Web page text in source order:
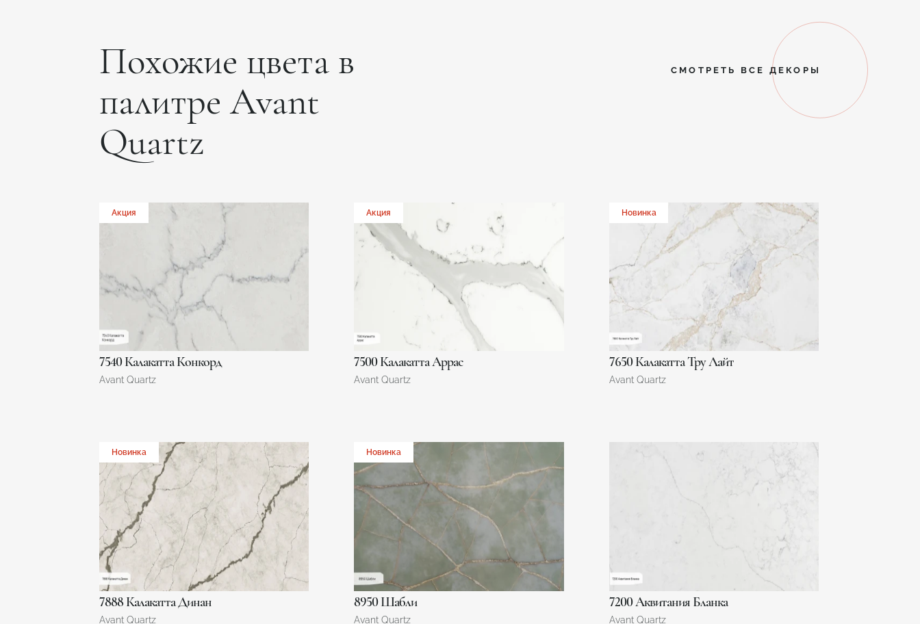
Похожие цвета в
палитре Avant
Quartz
СМОТРЕТЬ ВСЕ ДЕКОРЫ
Акция
7540 Калакатта Конкорд
Avant Quartz
Акция
7500 Калакатта Аррас
Avant Quartz
Новинка
7650 Калакатта Тру Лайт
Avant Quartz
Новинка
7888 Калакатта Динан
Avant Quartz
Новинка
8950 Шабли
Avant Quartz
7200 Аквитания Бланка
Avant Quartz